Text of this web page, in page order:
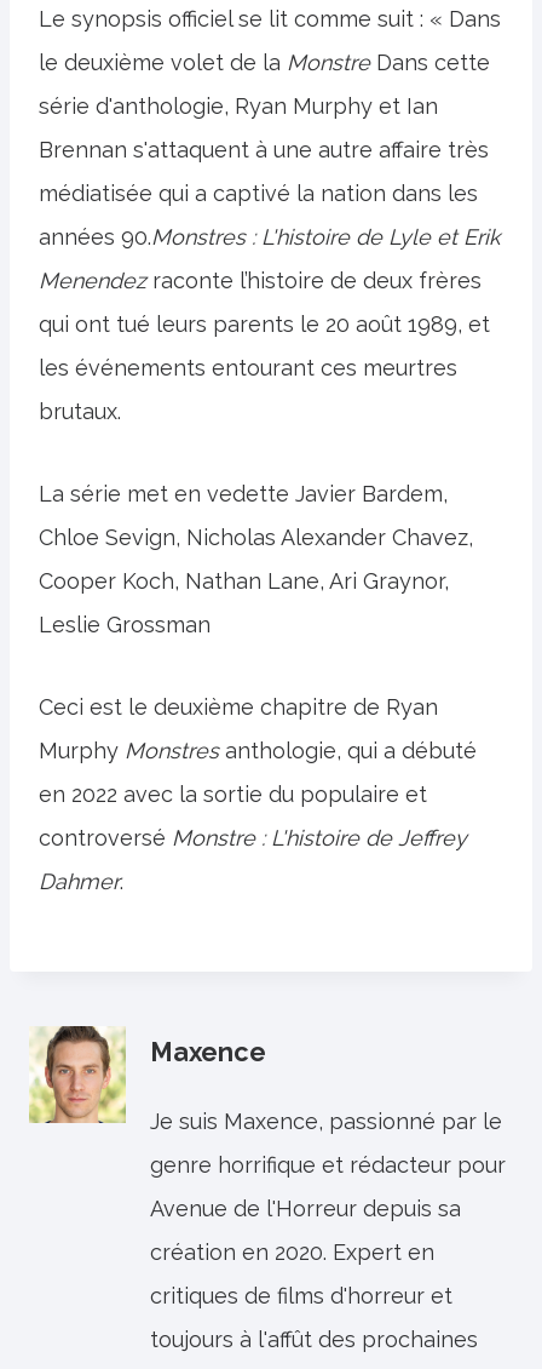
Le synopsis officiel se lit comme suit : « Dans
le deuxième volet de la MonstreDans cette
série d'anthologie, Ryan Murphy et Ian
Brennan s'attaquent à une autre affaire très
médiatisée qui a captivé la nation dans les
années 90.Monstres : L'histoire de Lyle et Erik
Menendezraconte l’histoire de deux frères
qui ont tué leurs parents le 20 août 1989, et
les événements entourant ces meurtres
brutaux.
La série met en vedette Javier Bardem,
Chloe Sevign, Nicholas Alexander Chavez,
Cooper Koch, Nathan Lane, Ari Graynor,
Leslie Grossman
Ceci est le deuxième chapitre de Ryan
Murphy Monstresanthologie, qui a débuté
en 2022 avec la sortie du populaire et
controversé Monstre : L'histoire de Jeffrey
Dahmer.
Maxence
Je suis Maxence, passionné par le
genre horrifique et rédacteur pour
Avenue de l'Horreur depuis sa
création en 2020. Expert en
critiques de films d'horreur et
toujours à l'affût des prochaines